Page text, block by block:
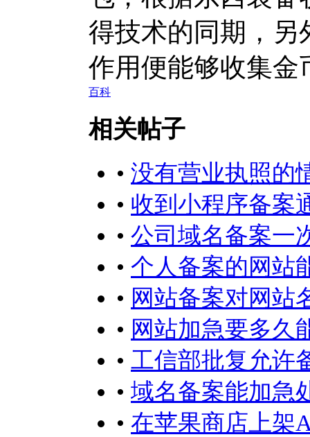
得技术的同期，另
作用便能够收集金
百科
相关帖子
• 没有营业执照的
• 收到小程序备案
• 公司域名备案一
• 个人备案的网站
• 网站备案对网站
• 网站加急要多久
• 工信部批复允许
• 域名备案能加急
• 在苹果商店上架